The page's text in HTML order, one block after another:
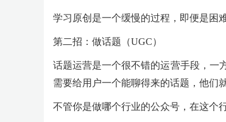
学习原创是一个缓慢的过程，即便是困
第二招：做话题（UGC）
话题运营是一个很不错的运营手段，
需要给用户一个能聊得来的话题，他们
不管你是做哪个行业的公众号，在这个